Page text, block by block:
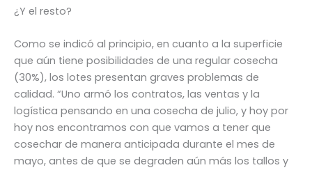
¿Y el resto?
Como se indicó al principio, en cuanto a la superficie
que aún tiene posibilidades de una regular cosecha
(30%), los lotes presentan graves problemas de
calidad. “Uno armó los contratos, las ventas y la
logística pensando en una cosecha de julio, y hoy por
hoy nos encontramos con que vamos a tener que
cosechar de manera anticipada durante el mes de
mayo, antes de que se degraden aún más los tallos y